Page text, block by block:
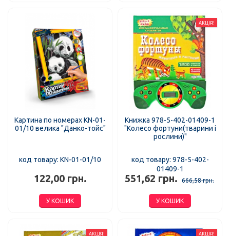
Картина по номерах KN-01-
01/10 велика "Данко-тойс"
код товару: KN-01-01/10
122,00 грн.
У КОШИК
АКЦІЯ!
Книжка 978-5-402-01409-1
"Колесо фортуни(тварини і
рослини)"
код товару: 978-5-402-
01409-1
551,62 грн. 666,58 грн.
У КОШИК
АКЦІЯ! АКЦІЯ!